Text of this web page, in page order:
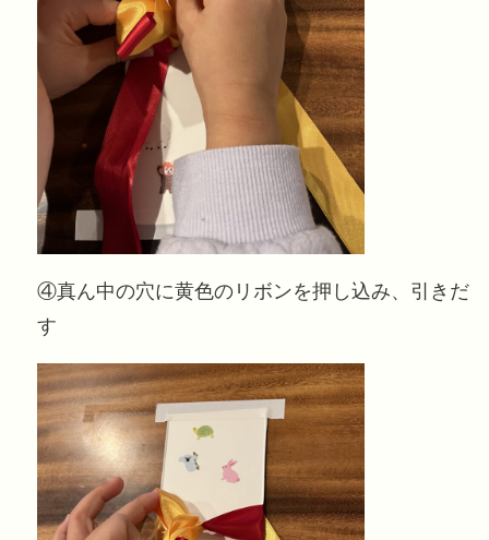
④真ん中の穴に黄色のリボンを押し込み、引きだ
す